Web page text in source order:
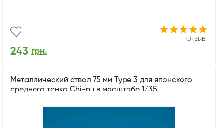
1 ОТЗЫВ
243 грн.
Металлический ствол 75 мм Type 3 для японского
среднего танка Chi-nu в масштабе 1/35